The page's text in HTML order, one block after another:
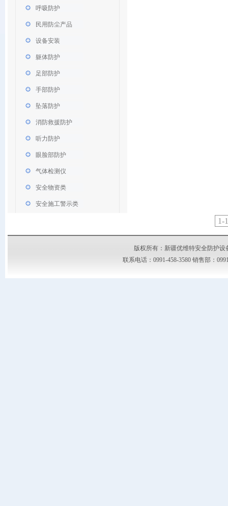
呼吸防护
民用防尘产品
设备安装
躯体防护
足部防护
手部防护
坠落防护
消防救援防护
听力防护
眼脸部防护
气体检测仪
安全物资类
安全施工警示类
1-
版权所有：新疆优维特安全防护设
联系电话：0991-458-3580 销售部：